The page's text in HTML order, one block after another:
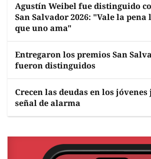
Agustín Weibel fue distinguido
San Salvador 2026: "Vale la
que uno ama"
Entregaron los premios San
fueron distinguidos
Crecen las deudas en los
señal de alarma